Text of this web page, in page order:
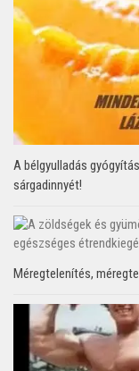
A bélgyulladás
sárgadinnyét!
Méregtelenítés,